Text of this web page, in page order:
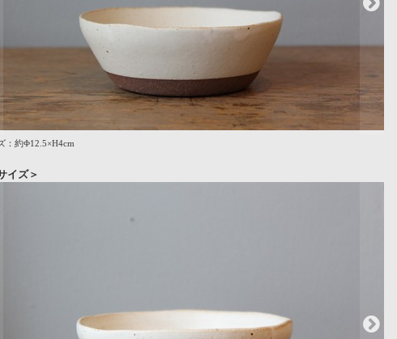
：約Φ12.5×H4cm
イズ＞